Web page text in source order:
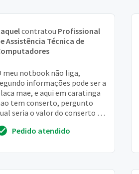
contratou Profissional
Assistência Técnica de
meu notbook não liga,
informações pode ser a
mae, e aqui em caratinga
tem conserto, pergunto
seria o valor do conserto SE
Pedido atendido